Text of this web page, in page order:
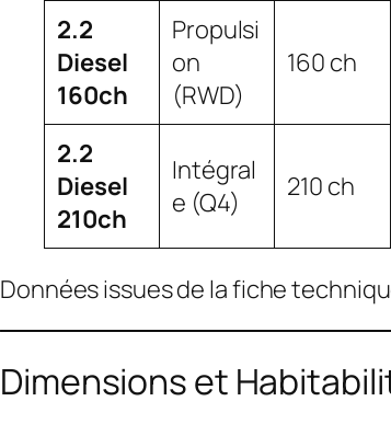
2.2
Diesel
160ch
Propulsi
on
(RWD)
160 ch
2.2
Diesel
210ch
Intégral
e (Q4)
210 ch
Données issues de la fiche
Dimensions et